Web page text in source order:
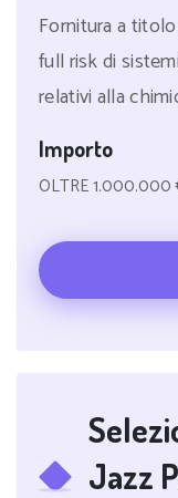
Fornitura a
full risk di
relativi alla
Importo
OLTRE 1.000.000
Jazz